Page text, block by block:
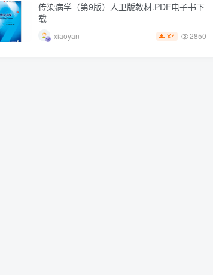
传染病学（第9版）人卫版教材.PDF电子书下
载
xiaoyan ￥4 2850